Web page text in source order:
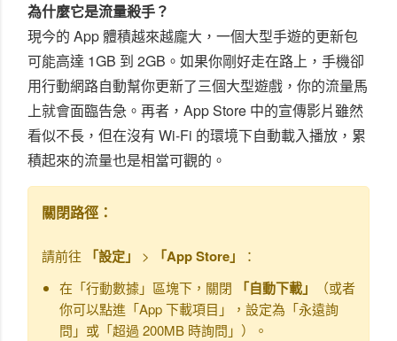
為什麼它是流量殺手？
現今的 App 體積越來越龐大，一個大型手遊的更新包
可能高達 1GB 到 2GB。如果你剛好走在路上，手機卻
用行動網路自動幫你更新了三個大型遊戲，你的流量馬
上就會面臨告急。再者，App Store 中的宣傳影片雖然
看似不長，但在沒有 Wi-Fi 的環境下自動載入播放，累
積起來的流量也是相當可觀的。
關閉路徑：
請前往 「設定」 > 「App Store」
：
在「行動數據」區塊下，關閉
「自動下載」
（或者
你可以點進「App 下載項目」，設定為「永遠詢
問」或「超過 200MB 時詢問」）。